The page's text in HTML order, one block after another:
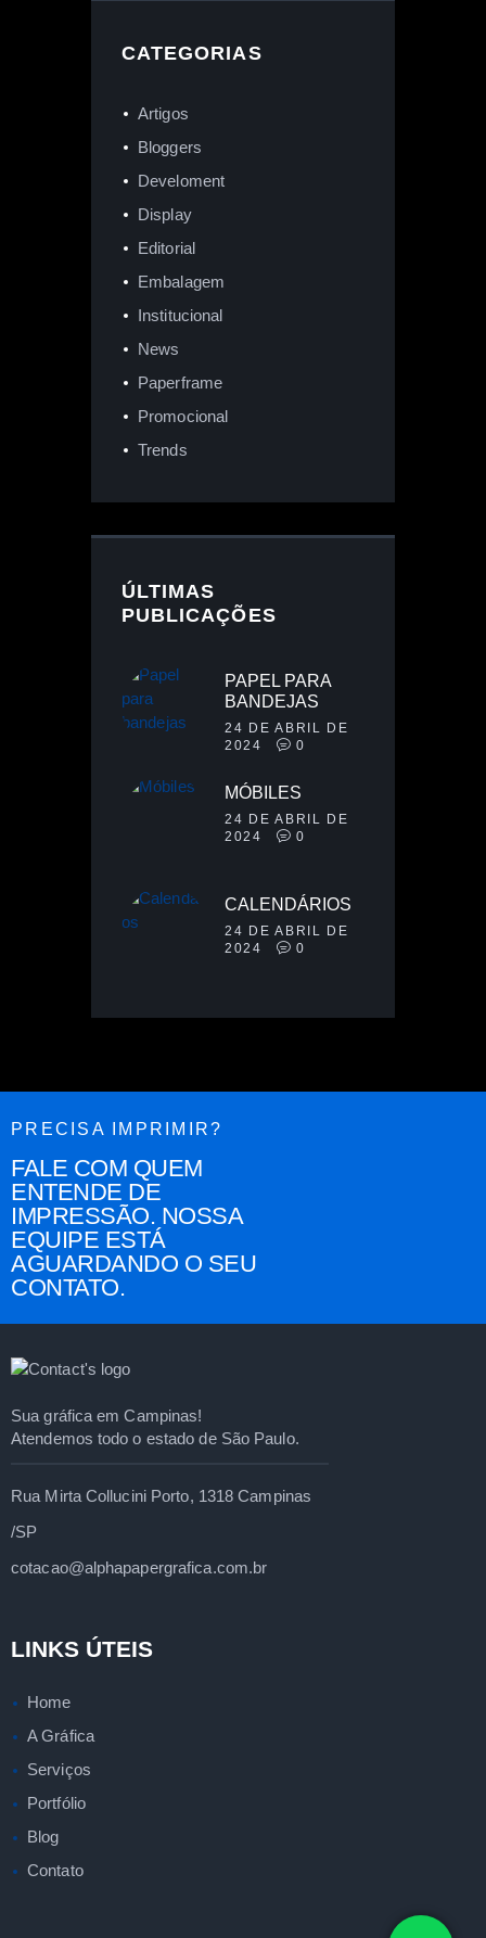
CATEGORIAS
Artigos
Bloggers
Develoment
Display
Editorial
Embalagem
Institucional
News
Paperframe
Promocional
Trends
ÚLTIMAS
PUBLICAÇÕES
PAPEL PARA
BANDEJAS
24 DE ABRIL DE
2024
0
MÓBILES
24 DE ABRIL DE
2024
0
CALENDÁRIOS
24 DE ABRIL DE
2024
0
PRECISA IMPRIMIR?
FALE COM QUEM
ENTENDE DE
IMPRESSÃO. NOSSA
EQUIPE ESTÁ
AGUARDANDO O SEU
CONTATO.
Sua gráfica em Campinas!
Atendemos todo o estado de São Paulo.
Rua Mirta Collucini Porto, 1318 Campinas
/SP
cotacao@alphapapergrafica.com.br
LINKS ÚTEIS
Home
A Gráfica
Serviços
Portfólio
Blog
Contato